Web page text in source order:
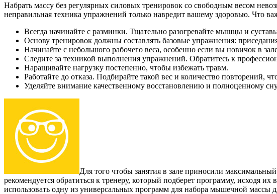
Набрать массу без регулярных силовых тренировок со свободным весом
неправильная техника упражнений только навредит вашему здоровью. Что
Всегда начинайте с разминки. Тщательно разогревайте мышцы и
Основу тренировок должны составлять базовые упражнения:
Начинайте с небольшого рабочего веса, особенно если вы новичок в
Следите за техникой выполнения упражнений. Обратитесь к
Наращивайте нагрузку постепенно, чтобы избежать травм.
Работайте до отказа. Подбирайте такой вес и количество повторений,
Уделяйте внимание качественному восстановлению и полноценному
Для того чтобы занятия в зале приносили
рекомендуется обратиться к тренеру, который подберет программу, исходя
использовать одну из универсальных программ для набора мышечной массы